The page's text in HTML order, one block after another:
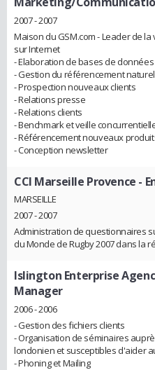
2007 - 2007
Maison du GSM.com - Leader de
sur Internet
- Elaboration de bases de données
- Gestion du référencement naturel
- Prospection nouveaux clients
- Relations presse
- Relations clients
- Benchmark et veille
- Référencement nouveaux
- Conception newsletter
CCI Marseille Provence -
MARSEILLE
2007 - 2007
Administration de questionnaires
du Monde de Rugby 2007 dans la
Islington Enterprise
Manager
2006 - 2006
- Gestion des fichiers clients
- Organisation de séminaires
londonien et susceptibles d'aider
- Phoning et Mailing